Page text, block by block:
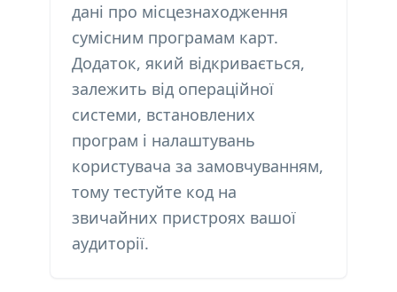
дані про місцезнаходження
сумісним програмам карт.
Додаток, який відкривається,
залежить від операційної
системи, встановлених
програм і налаштувань
користувача за замовчуванням,
тому тестуйте код на
звичайних пристроях вашої
аудиторії.